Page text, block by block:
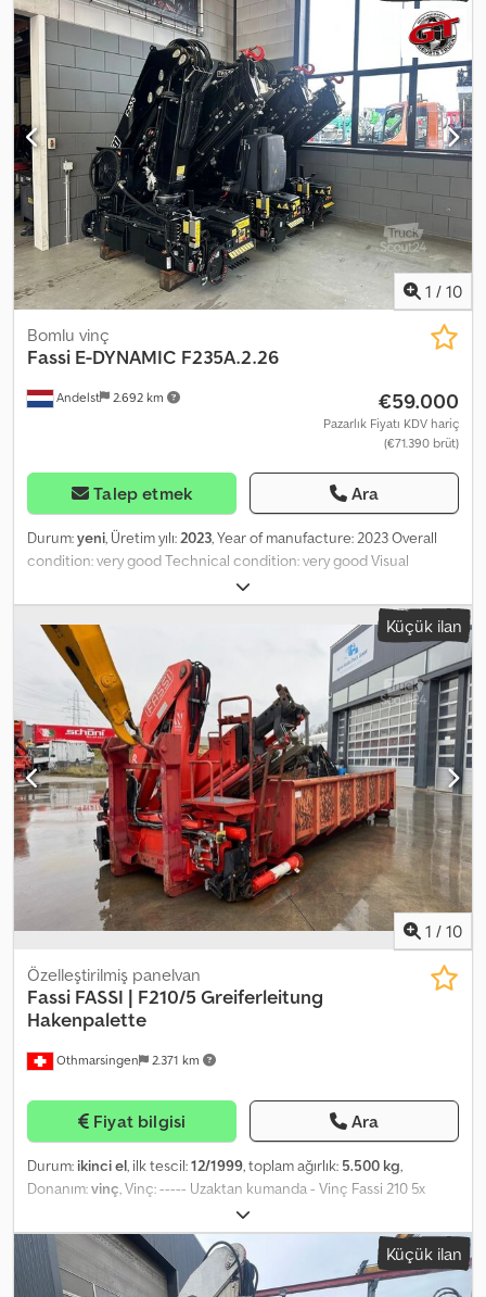
Ac Isck
1 / 10
Andelst 2.692 km
Bomlu vinç
Fassi E-DYNAMIC F235A.2.26
€59.000
Pazarlık Fiyatı KDV hariç
(€71.390 brüt)
Talep etmek Ara
Durum:yeni, Üretim yılı:2023, Year of manufacture: 2023 Overall
condition: very good Technical condition: very good Visual
condition: very good Dcsdpfx Aey St Apoc Iek 3 X FASSI F235A.2.26
E-DYNAMIC AUTO CRANE (NEW) Lifting capacity: up to 20.30 tm,
5,750 kg at 2.75 m Maximum hydraulic outreach: up to 22.70 m with
jib Crane dimensions: closed: width 2.50 m, length 0.90 m, height
2.40 m Electronic/hydraulic equipment: - Overload protection
device FX500 - Digital control block D850 - Radio remote control
RCH/RCS - Dynamic version with XP lever system - ProLink system
and double linkage - Slewing drive 400° with rack and pinion
Prepared for winch 5–6 hydraulic functions available
Küçük ilan
1 / 10
Othmarsingen 2.371 km
Özelleştirilmiş panelvan
Fassi FASSI | F210/5 Greiferleitung
Hakenpalette
Fiyat bilgisi Ara
Durum: ikinci el, ilk tescil:12/1999, toplam ağırlık: 5.500 kg,
Donanım:vinç, Vinç: ----- Uzaktan kumanda - Vinç Fassi 210 5x
hidrolik - Kovalı hortum hattı - Kanca paleti Dodpox Dzrmjfx Ac Isck
Küçük ilan